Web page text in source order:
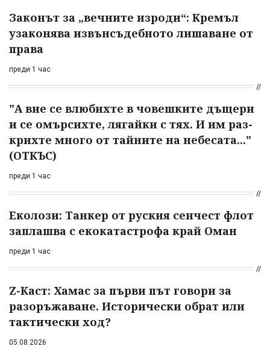
Законът за „вечните изроди“: Кремъл
узаконява извънсъдебното лишаване от
права
преди 1 час
"А вие се влюбихте в чо­вешките дъщери
и се омърсихте, лягайки с тях. И им раз­
крихте много от тайните на небесата..."
(ОТКЪС)
преди 1 час
Еколози: Танкер от руския сенчест флот
заплашва с екокатастрофа край Оман
преди 1 час
Z-Каст: Хамас за първи път говори за
разоръжаване. Исторически обрат или
тактически ход?
05.08.2026